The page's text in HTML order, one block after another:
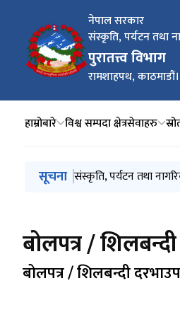
नेपाल सरकार
संस्कृति, पर्यटन तथा
पुरातत्त्व विभाग
रामशाहपथ, काठमाडौं।
हाम्रोबारे विश्व सम्पदा क्षेत्रसेवाहरु
मुख्य नेभिगेसनमा जानुहोस्
सूचना कपिलवस्तु जिल्ला
संस्कृति, पर्यटन तथा
वर्षाको कारण
सिलबन्दी बोलपत्र/
बोलपत्र /
बोलपत्र / शिलबन्दी